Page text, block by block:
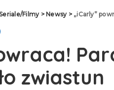
Filmy> Newsy> „iCarly”
zwiastun